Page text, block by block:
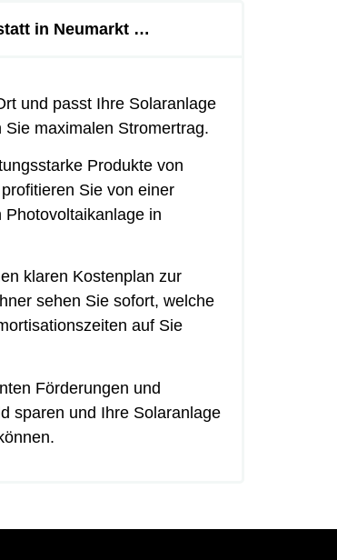
in Neumarkt …
und passt Ihre Solaranlage
maximalen Stromertrag.
Produkte von
Sie von einer
in
klaren Kostenplan zur
sehen Sie sofort, welche
auf Sie
Förderungen und
sparen und Ihre Solaranlage